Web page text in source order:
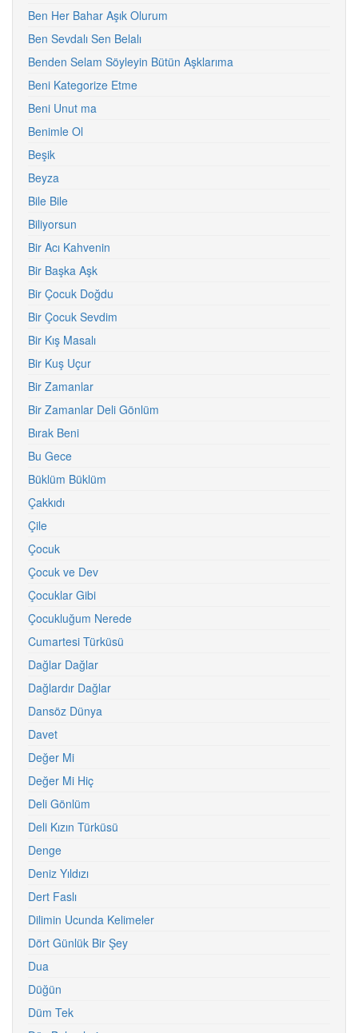
Ben Her Bahar Aşık Olurum
Ben Sevdalı Sen Belalı
Benden Selam Söyleyin Bütün Aşklarıma
Beni Kategorize Etme
Beni Unut ma
Benimle Ol
Beşik
Beyza
Bile Bile
Biliyorsun
Bir Acı Kahvenin
Bir Başka Aşk
Bir Çocuk Doğdu
Bir Çocuk Sevdim
Bir Kış Masalı
Bir Kuş Uçur
Bir Zamanlar
Bir Zamanlar Deli Gönlüm
Bırak Beni
Bu Gece
Büklüm Büklüm
Çakkıdı
Çile
Çocuk
Çocuk ve Dev
Çocuklar Gibi
Çocukluğum Nerede
Cumartesi Türküsü
Dağlar Dağlar
Dağlardır Dağlar
Dansöz Dünya
Davet
Değer Mi
Değer Mi Hiç
Deli Gönlüm
Deli Kızın Türküsü
Denge
Deniz Yıldızı
Dert Faslı
Dilimin Ucunda Kelimeler
Dört Günlük Bir Şey
Dua
Düğün
Düm Tek